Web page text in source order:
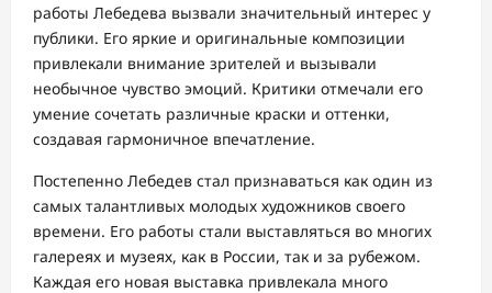
работы Лебедева вызвали значительный интерес у
публики. Его яркие и оригинальные композиции
привлекали внимание зрителей и вызывали
необычное чувство эмоций. Критики отмечали его
умение сочетать различные краски и оттенки,
создавая гармоничное впечатление.
Постепенно Лебедев стал признаваться как один из
самых талантливых молодых художников своего
времени. Его работы стали выставляться во многих
галереях и музеях, как в России, так и за рубежом.
Каждая его новая выставка привлекала много